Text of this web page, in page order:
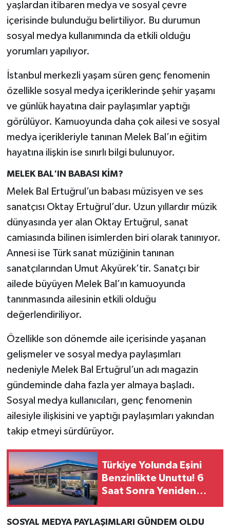
yaşlardan itibaren medya ve sosyal çevre
içerisinde bulunduğu belirtiliyor. Bu durumun
sosyal medya kullanımında da etkili olduğu
yorumları yapılıyor.
İstanbul merkezli yaşam süren genç fenomenin
özellikle sosyal medya içeriklerinde şehir yaşamı
ve günlük hayatına dair paylaşımlar yaptığı
görülüyor. Kamuoyunda daha çok ailesi ve sosyal
medya içerikleriyle tanınan Melek Bal’ın eğitim
hayatına ilişkin ise sınırlı bilgi bulunuyor.
MELEK BAL'IN BABASI KİM?
Melek Bal Ertuğrul’un babası müzisyen ve ses
sanatçısı Oktay Ertuğrul’dur. Uzun yıllardır müzik
dünyasında yer alan Oktay Ertuğrul, sanat
camiasında bilinen isimlerden biri olarak tanınıyor.
Annesi ise Türk sanat müziğinin tanınan
sanatçılarından Umut Akyürek’tir. Sanatçı bir
ailede büyüyen Melek Bal’ın kamuoyunda
tanınmasında ailesinin etkili olduğu
değerlendiriliyor.
Özellikle son dönemde aile içerisinde yaşanan
gelişmeler ve sosyal medya paylaşımları
nedeniyle Melek Bal Ertuğrul’un adı magazin
gündeminde daha fazla yer almaya başladı.
Sosyal medya kullanıcıları, genç fenomenin
ailesiyle ilişkisini ve yaptığı paylaşımları yakından
takip etmeyi sürdürüyor.
Türkiye Yolunda Eşini
Benzinlikte Unuttu! 6
Saat Sonra Yeniden
SOSYAL MEDYA PAYLAŞIMLARI GÜNDEM OLDU